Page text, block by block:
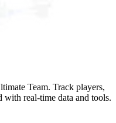
Team. Track players,
with real-time data and tools.